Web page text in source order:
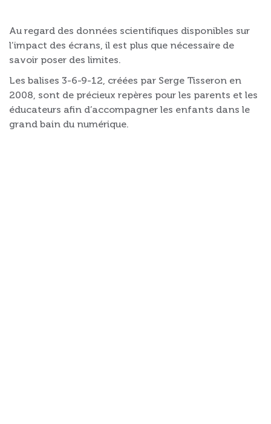
Au regard des données scientifiques disponibles sur
l’impact des écrans, il est plus que nécessaire de
savoir poser des limites.
Les balises 3-6-9-12, créées par Serge Tisseron en
2008, sont de précieux repères pour les parents et les
éducateurs afin d’accompagner les enfants dans le
grand bain du numérique.